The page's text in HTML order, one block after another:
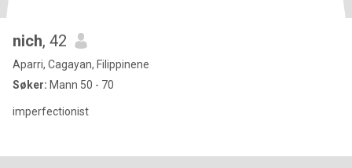
nich, 42
Aparri, Cagayan, Filippinene
Søker: Mann 50 - 70
imperfectionist